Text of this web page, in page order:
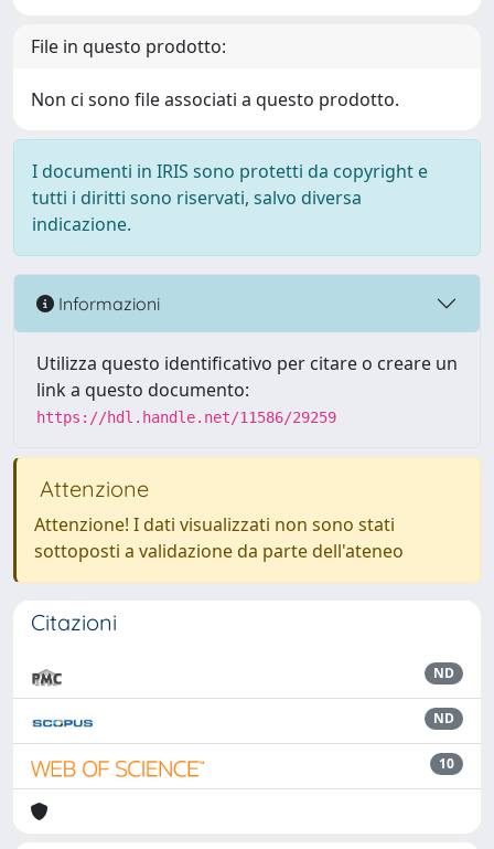
File in questo prodotto:
Non ci sono file associati a questo prodotto.
I documenti in IRIS sono protetti da copyright e
tutti i diritti sono riservati, salvo diversa
indicazione.
Informazioni
Utilizza questo identificativo per citare o creare un
link a questo documento:
https://hdl.handle.net/11586/29259
Attenzione
Attenzione! I dati visualizzati non sono stati
sottoposti a validazione da parte dell'ateneo
Citazioni
ND
ND
10